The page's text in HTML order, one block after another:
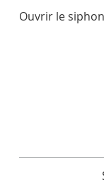
Ouvrir le